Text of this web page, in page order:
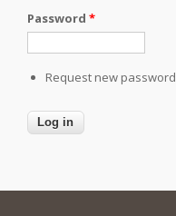
Password *
Request new password